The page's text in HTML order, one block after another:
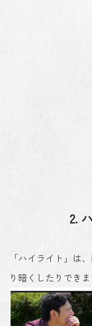
2.
「ハイライト」は
り暗くしたりできま